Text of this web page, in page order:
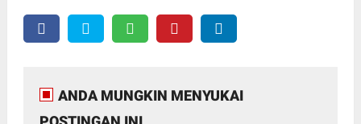
ANDA MUNGKIN MENYUKAI